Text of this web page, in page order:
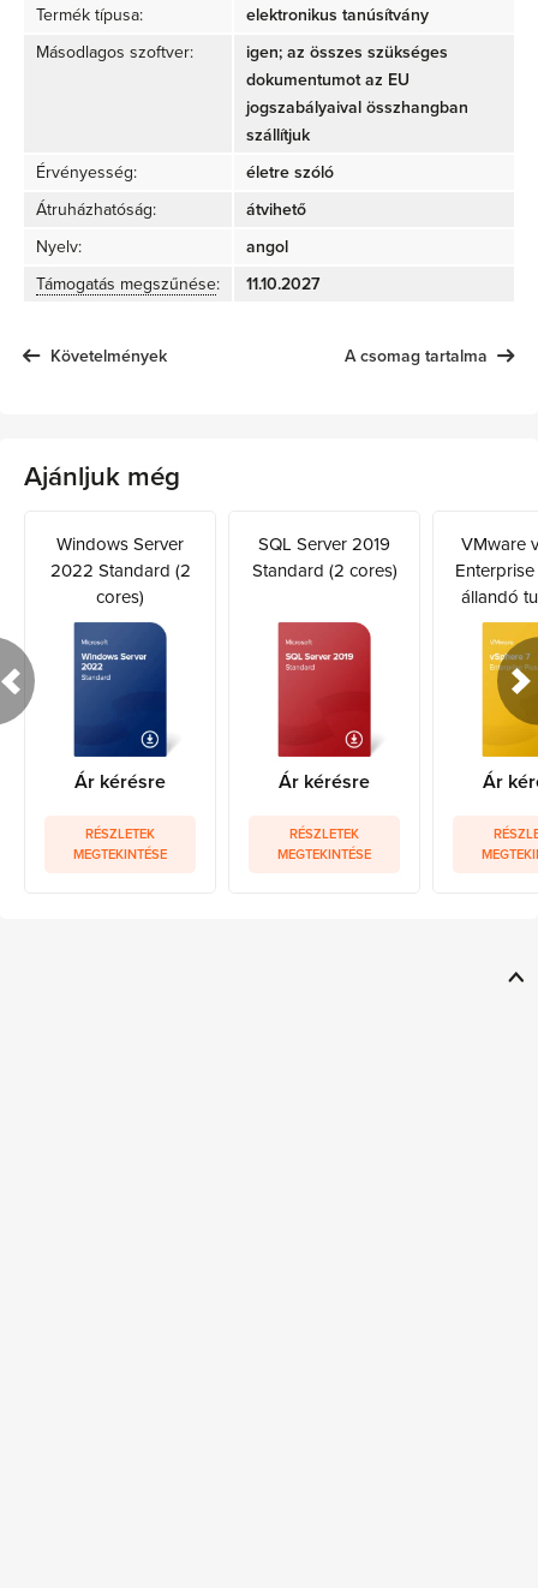
Termék típusa:
elektronikus tanúsítvány
Másodlagos szoftver:
igen; az összes szükséges
dokumentumot az EU
jogszabályaival összhangban
szállítjuk
Érvényesség:
életre szóló
Átruházhatóság:
átvihető
Nyelv:
angol
Támogatás megszűnése: 11.10.2027
Követelmények A csomag tartalma
Ajánljuk még
Windows Server
2022 Standard (2
cores)
Ár kérésre
RÉSZLETEK
MEGTEKINTÉSE
SQL Server 2019
Standard (2 cores)
Ár kérésre
RÉSZLETEK
MEGTEKINTÉSE
VMware
állandó
Ár